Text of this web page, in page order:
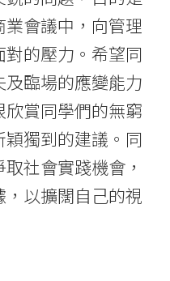
會議中，向管理
的壓力。希望同
臨場的應變能力
賞同學們的無窮
獨到的建議。同
社會實踐機會，
以擴闊自己的視